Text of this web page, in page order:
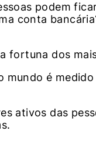
podem
conta
fortuna dos
mundo é
ativos das